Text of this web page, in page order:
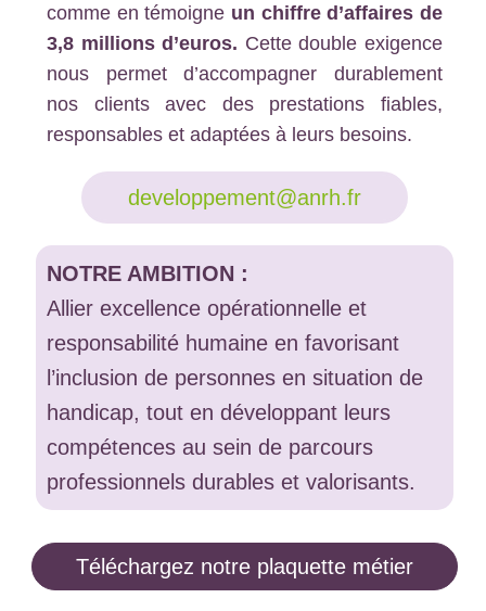
comme en témoigne un chiffre d’affaires de
3,8 millions d’euros. Cette double exigence
nous permet d’accompagner durablement
nos clients avec des prestations fiables,
responsables et adaptées à leurs besoins.
developpement@anrh.fr
NOTRE AMBITION :
Allier excellence opérationnelle et
responsabilité humaine en favorisant
l’inclusion de personnes en situation de
handicap, tout en développant leurs
compétences au sein de parcours
professionnels durables et valorisants.
Téléchargez notre plaquette métier